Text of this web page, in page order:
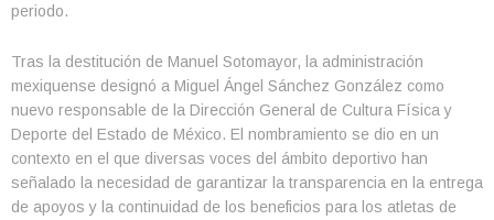
periodo.
Tras la destitución de Manuel Sotomayor, la administración
mexiquense designó a Miguel Ángel Sánchez González como
nuevo responsable de la Dirección General de Cultura Física y
Deporte del Estado de México. El nombramiento se dio en un
contexto en el que diversas voces del ámbito deportivo han
señalado la necesidad de garantizar la transparencia en la entrega
de apoyos y la continuidad de los beneficios para los atletas de